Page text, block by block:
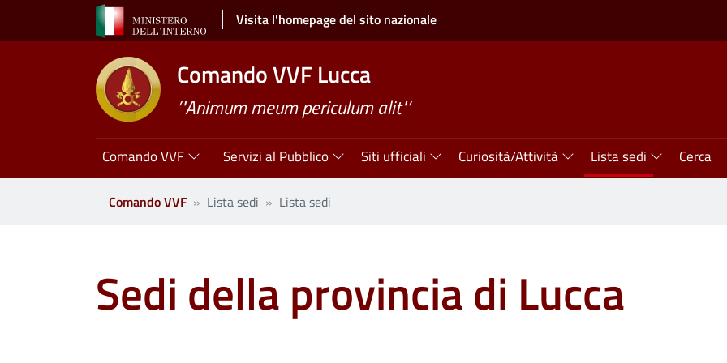
Salta al contenuto principale Visita l'homepage del sito nazionale
Comando VVF Lucca
’"Animum meum periculum alit"’
Navigazione principale
Comando VVF Servizi al Pubblico Siti ufficiali Curiosità/Attività Lista sedi Cerca
Comando VVF Lista sedi Lista sedi
Sedi della provincia di Lucca